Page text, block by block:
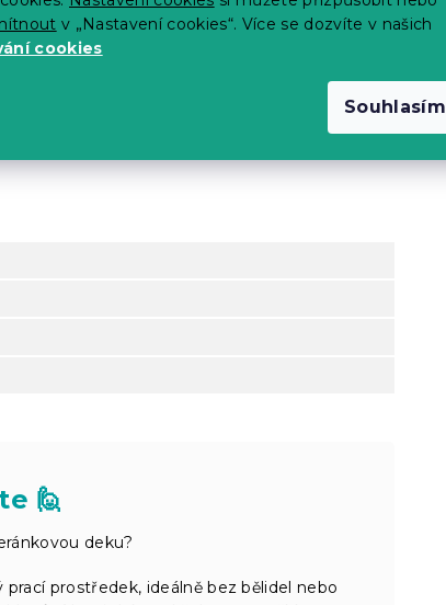
v „Nastavení cookies“. Více se dozvíte v našich
cookies
Souhlasím
🙋
deku?
prostředek, ideálně bez bělidel nebo